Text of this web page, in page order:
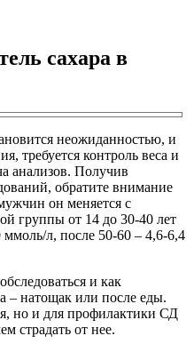
сахара в
неожиданностью, и
требуется контроль веса и
анализов. Получив
обратите внимание
он меняется с
группы от 14 до 30-40 лет
л, после 50-60 – 4,6-6,4
и как
– натощак или после еды.
но и для профилактики СД
страдать от нее.